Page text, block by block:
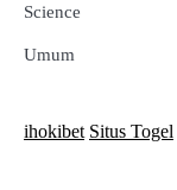
Science
Umum
ihokibet Situs Togel